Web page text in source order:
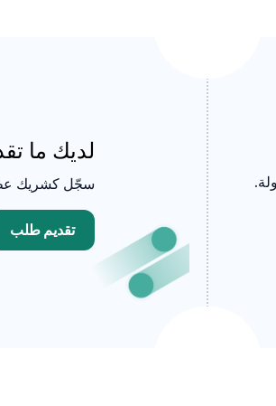
لديك ما
سجّل كشريك
تقديم طلب